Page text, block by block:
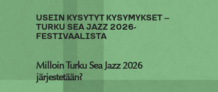
USEIN KYSYTYT KYSYMYKSET –
TURKU SEA JAZZ 2026-
FESTIVAALISTA
Milloin Turku Sea Jazz 2026
järjestetään?